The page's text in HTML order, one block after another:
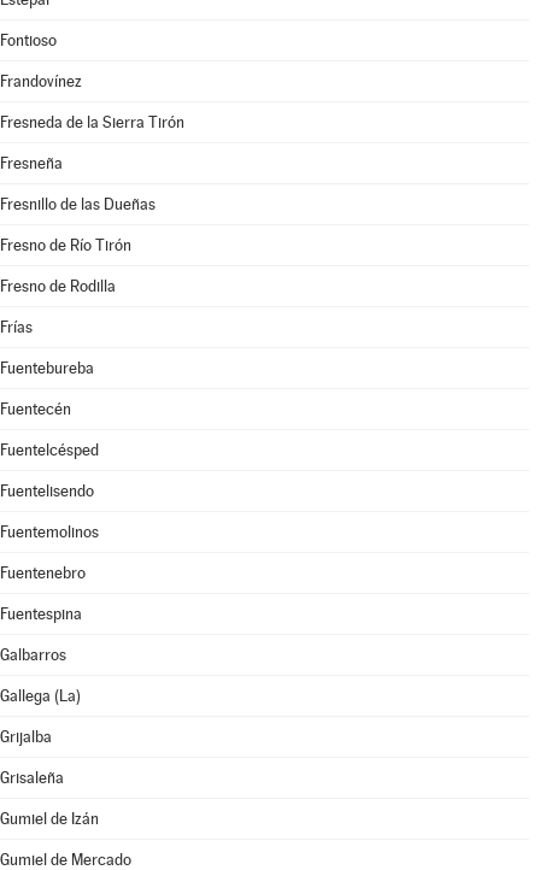
Fontioso
Frandovínez
Fresneda de la Sierra Tirón
Fresneña
Fresnillo de las Dueñas
Fresno de Río Tirón
Fresno de Rodilla
Frías
Fuentebureba
Fuentecén
Fuentelcésped
Fuentelisendo
Fuentemolinos
Fuentenebro
Fuentespina
Galbarros
Gallega (La)
Grijalba
Grisaleña
Gumiel de Izán
Gumiel de Mercado